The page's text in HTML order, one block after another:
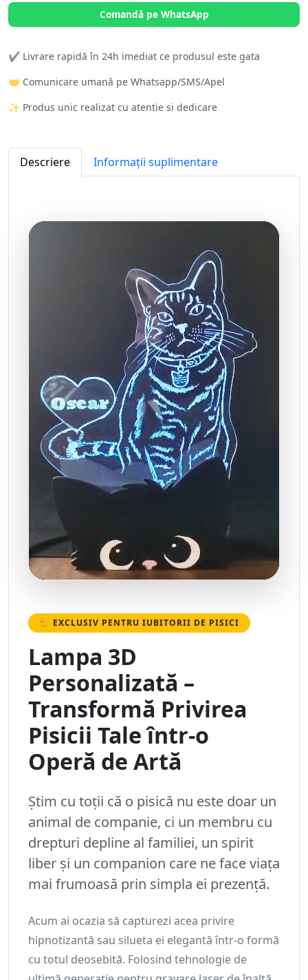
Comandă pe WhatsApp
✔️ Livrare rapidă în 24h imediat ce produsul este gata
🤝 Comunicare umană pe Whatsapp/SMS/Apel
✨ Produs unic realizat cu atentie si dedicare
Descriere Informații suplimentare
🐈 EXCLUSIV PENTRU IUBITORII DE PISICI
Lampa 3D
Personalizată –
Transformă Privirea
Pisicii Tale într-o
Operă de Artă
Știm cu toții că o pisică nu este doar un
animal de companie, ci un membru cu
drepturi depline al familiei, un spirit
liber și un companion care ne face viața
mai frumoasă prin simpla ei prezență.
Acum ai ocazia să capturezi acea privire
hipnotizantă sau silueta ei elegantă într-o formă
cu totul deosebită. Folosind tehnologie de